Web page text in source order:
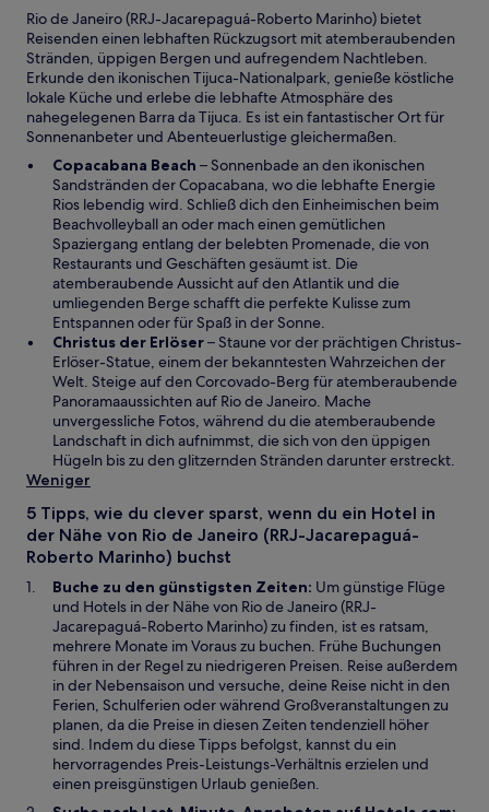
g
e
ö
f
f
n
e
t
Rio de Janeiro (RRJ-Jacarepaguá-Roberto Marinho) bietet
Reisenden einen lebhaften Rückzugsort mit atemberaubenden
Stränden, üppigen Bergen und aufregendem Nachtleben.
Erkunde den ikonischen Tijuca-Nationalpark, genieße köstliche
lokale Küche und erlebe die lebhafte Atmosphäre des
nahegelegenen Barra da Tijuca. Es ist ein fantastischer Ort für
Sonnenanbeter und Abenteuerlustige gleichermaßen.
Copacabana Beach W
i
r
d
i
n
e
i
n
e
m
n
e
u
e
n
n
s
t
e
r
g
e
ö
f
f
n
e
t
– Sonnenbade an den ikonischen
Sandstränden der Copacabana, wo die lebhafte Energie
Rios lebendig wird. Schließ dich den Einheimischen beim
Beachvolleyball an oder mach einen gemütlichen
Spaziergang entlang der belebten Promenade, die von
Restaurants und Geschäften gesäumt ist. Die
atemberaubende Aussicht auf den Atlantik und die
umliegenden Berge schafft die perfekte Kulisse zum
Entspannen oder für Spaß in der Sonne.
Christus der ErlöserW
i
r
d
i
n
e
e
m
n
e
u
e
n
F
e
n
s
t
e
r
g
– Staune vor der prächtigen Christus-
Erlöser-Statue, einem der bekanntesten Wahrzeichen der
Welt. Steige auf den Corcovado-Berg für atemberaubende
Panoramaaussichten auf Rio de Janeiro. Mache
unvergessliche Fotos, während du die atemberaubende
Landschaft in dich aufnimmst, die sich von den üppigen
Hügeln bis zu den glitzernden Stränden darunter erstreckt.
Weniger
5 Tipps, wie du clever sparst, wenn du ein Hotel in
der Nähe von Rio de Janeiro (RRJ-Jacarepaguá-
Roberto Marinho) buchst
Buche zu den günstigsten Zeiten: Um günstige Flüge
und Hotels in der Nähe von Rio de Janeiro (RRJ-
Jacarepaguá-Roberto Marinho) zu finden, ist es ratsam,
mehrere Monate im Voraus zu buchen. Frühe Buchungen
führen in der Regel zu niedrigeren Preisen. Reise außerdem
in der Nebensaison und versuche, deine Reise nicht in den
Ferien, Schulferien oder während Großveranstaltungen zu
planen, da die Preise in diesen Zeiten tendenziell höher
sind. Indem du diese Tipps befolgst, kannst du ein
hervorragendes Preis-Leistungs-Verhältnis erzielen und
einen preisgünstigen Urlaub genießen.